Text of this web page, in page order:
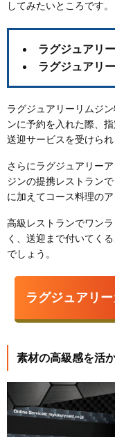
してみたいところです。
ラグジュアリ
ラグジュアリ
ラグジュアリーリムジ
ンに予約を入れた際、
送迎サービス を受けられ
さらにラグジュアリー
ジンの提携レストラン
に加えて コース料理の
高級レストランでワン
く、送迎まで付いてく
でしょう。
ラグジュアリ
素材の高級感を活